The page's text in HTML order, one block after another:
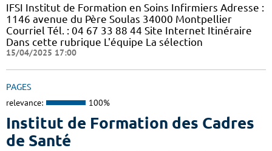
IFSI Institut de Formation en Soins Infirmiers Adresse :
1146 avenue du Père Soulas 34000 Montpellier
Courriel Tél. : 04 67 33 88 44 Site Internet Itinéraire
Dans cette rubrique L'équipe La sélection
15/04/2025 17:00
PAGES
relevance: 100%
Institut de Formation des Cadres
de Santé